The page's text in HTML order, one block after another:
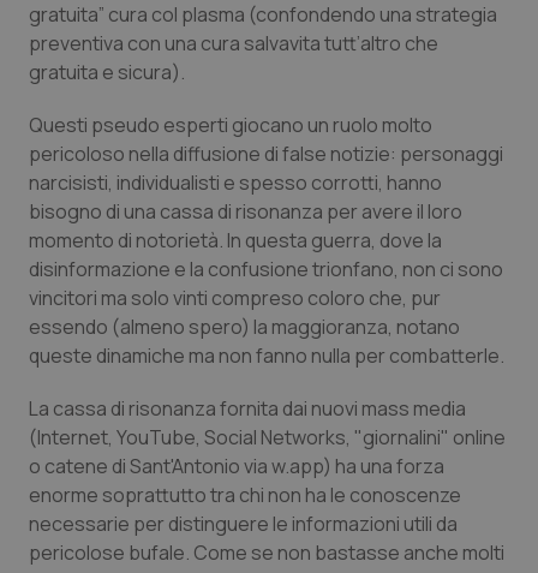
Basilicata
Calabria
Campania
Emilia-Romagna
Friuli Venezia Giulia
Lazio
Liguria
Lombardia
Marche
Artrite & artrosi
Asma & BPCO
Car-T
Colesterolo & coronaropatie
Dermatite Atopica
Diabete & glucometri
Disturbi dell’umore
Dolore
Donna & Salute
QS Club Newsletter
gratuita” cura col plasma (confondendo una strategia
preventiva con una cura salvavita tutt’altro che
gratuita e sicura).
Questi pseudo esperti giocano un ruolo molto
pericoloso nella diffusione di false notizie: personaggi
narcisisti, individualisti e spesso corrotti, hanno
bisogno di una cassa di risonanza per avere il loro
momento di notorietà. In questa guerra, dove la
disinformazione e la confusione trionfano, non ci sono
vincitori ma solo vinti compreso coloro che, pur
essendo (almeno spero) la maggioranza, notano
queste dinamiche ma non fanno nulla per combatterle.
La cassa di risonanza fornita dai nuovi mass media
(Internet, YouTube, Social Networks, "giornalini" online
o catene di Sant'Antonio via w.app) ha una forza
enorme soprattutto tra chi non ha le conoscenze
necessarie per distinguere le informazioni utili da
pericolose bufale. Come se non bastasse anche molti